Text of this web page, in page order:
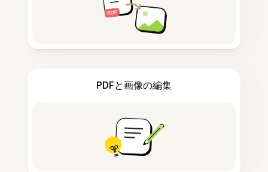
PDFと画像の編集